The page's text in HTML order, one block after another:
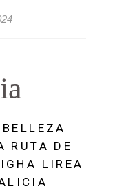
RUTA DE
LIREA